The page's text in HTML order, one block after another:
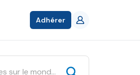
Adhérer